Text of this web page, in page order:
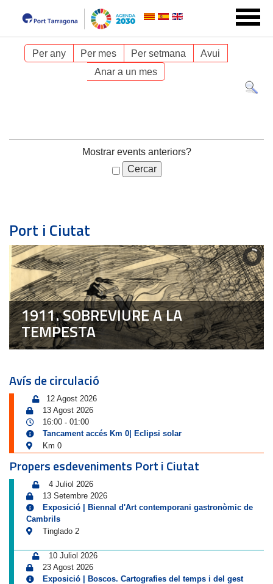
Per any Per mes Per setmana
Avui
Anar a un mes
Mostrar events anteriors?
Port i Ciutat
1911. SOBREVIURE A LA
TEMPESTA
Avís de circulació
12 Agost 2026
13 Agost 2026
16:00 - 01:00
Tancament accés Km 0| Eclipsi solar
Km 0
Propers esdeveniments Port i Ciutat
4 Juliol 2026
13 Setembre 2026
Exposició | Biennal d'Art contemporani gastronòmic de
Cambrils
Tinglado 2
10 Juliol 2026
23 Agost 2026
Exposició | Boscos. Cartografies del temps i del gest